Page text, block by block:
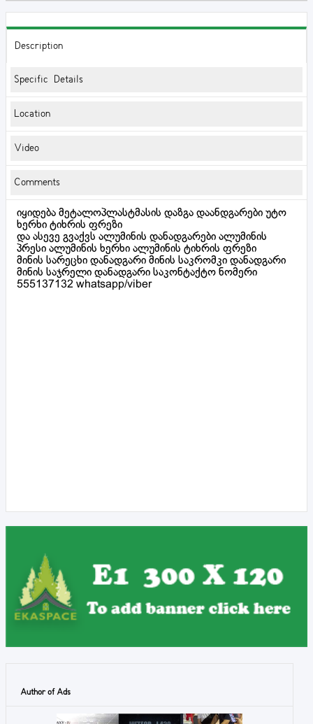
Description
Specific Details
Location
Video
Comments
იყიდება მეტალოპლასტმასის დაზგა დაანდგარები უტო
ხერხი ტიხრის ფრეზი
და ასევე გვაქვს ალუმინის დანადგარები ალუმინის
პრესი ალუმინის ხერხი ალუმინის ტიხრის ფრეზი
მინის სარეცხი დანადგარი მინის საკრომკი დანადგარი
მინის საჯრელი დანადგარი საკონტაქტო ნომერი
555137132 whatsapp/viber
Author of Ads